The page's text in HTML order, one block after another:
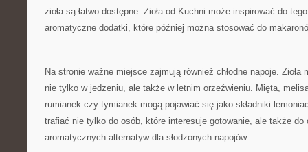
zioła są łatwo dostępne. Zioła od Kuchni może inspirować do
aromatyczne dodatki, które później można stosować do
Na stronie ważne miejsce zajmują również chłodne napoje.
nie tylko w jedzeniu, ale także w letnim orzeźwieniu. Mięta,
rumianek czy tymianek mogą pojawiać się jako składniki
trafiać nie tylko do osób, które interesuje gotowanie, ale także
aromatycznych alternatyw dla słodzonych napojów.